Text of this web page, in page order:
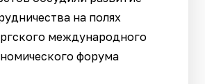
на полях
международного
форума